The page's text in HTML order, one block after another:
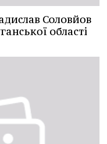
Соловйов
області